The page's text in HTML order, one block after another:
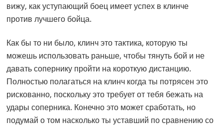
вижу, как уступающий боец имеет успех в клинче
против лучшего бойца.
Как бы то ни было, клинч это тактика, которую ты
можешь использовать раньше, чтобы тянуть бой и не
давать сопернику пройти на короткую дистанцию.
Полностью полагаться на клинч когда ты потрясен это
рискованно, поскольку это требует от тебя бежать на
удары соперника. Конечно это может сработать, но
подумай о том насколько ты уставший по сравнению со